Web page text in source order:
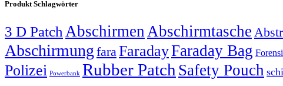
Produkt Schlagwörter
3 D Patch AbschirmenAbschirmtasche
Abschirmung faraFaradayFaraday Bag
Polizei Powerbank Rubber Patch Safety Pouch